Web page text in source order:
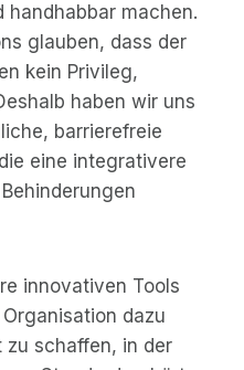
handhabbar machen.
glauben, dass der
kein Privileg,
haben wir uns
barrierefreie
eine integrativere
innovativen Tools
dazu
zu schaffen, in der